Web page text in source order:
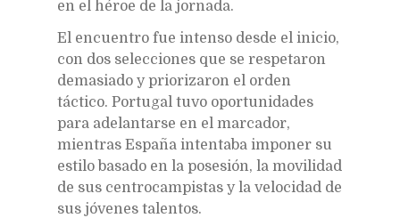
en el héroe de la jornada.
El encuentro fue intenso desde el inicio,
con dos selecciones que se respetaron
demasiado y priorizaron el orden
táctico. Portugal tuvo oportunidades
para adelantarse en el marcador,
mientras España intentaba imponer su
estilo basado en la posesión, la movilidad
de sus centrocampistas y la velocidad de
sus jóvenes talentos.